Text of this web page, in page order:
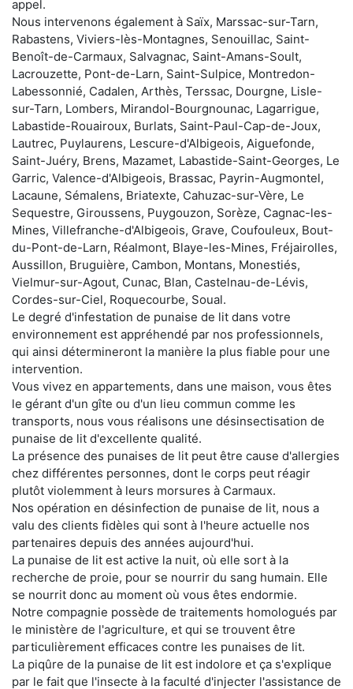
appel.
Nous intervenons également à Saïx, Marssac-sur-Tarn,
Rabastens, Viviers-lès-Montagnes, Senouillac, Saint-
Benoît-de-Carmaux, Salvagnac, Saint-Amans-Soult,
Lacrouzette, Pont-de-Larn, Saint-Sulpice, Montredon-
Labessonnié, Cadalen, Arthès, Terssac, Dourgne, Lisle-
sur-Tarn, Lombers, Mirandol-Bourgnounac, Lagarrigue,
Labastide-Rouairoux, Burlats, Saint-Paul-Cap-de-Joux,
Lautrec, Puylaurens, Lescure-d'Albigeois, Aiguefonde,
Saint-Juéry, Brens, Mazamet, Labastide-Saint-Georges, Le
Garric, Valence-d'Albigeois, Brassac, Payrin-Augmontel,
Lacaune, Sémalens, Briatexte, Cahuzac-sur-Vère, Le
Sequestre, Giroussens, Puygouzon, Sorèze, Cagnac-les-
Mines, Villefranche-d'Albigeois, Grave, Coufouleux, Bout-
du-Pont-de-Larn, Réalmont, Blaye-les-Mines, Fréjairolles,
Aussillon, Bruguière, Cambon, Montans, Monestiés,
Vielmur-sur-Agout, Cunac, Blan, Castelnau-de-Lévis,
Cordes-sur-Ciel, Roquecourbe, Soual.
Le degré d'infestation de punaise de lit dans votre
environnement est appréhendé par nos professionnels,
qui ainsi détermineront la manière la plus fiable pour une
intervention.
Vous vivez en appartements, dans une maison, vous êtes
le gérant d'un gîte ou d'un lieu commun comme les
transports, nous vous réalisons une désinsectisation de
punaise de lit d'excellente qualité.
La présence des punaises de lit peut être cause d'allergies
chez différentes personnes, dont le corps peut réagir
plutôt violemment à leurs morsures à Carmaux.
Nos opération en désinfection de punaise de lit, nous a
valu des clients fidèles qui sont à l'heure actuelle nos
partenaires depuis des années aujourd'hui.
La punaise de lit est active la nuit, où elle sort à la
recherche de proie, pour se nourrir du sang humain. Elle
se nourrit donc au moment où vous êtes endormie.
Notre compagnie possède de traitements homologués par
le ministère de l'agriculture, et qui se trouvent être
particulièrement efficaces contre les punaises de lit.
La piqûre de la punaise de lit est indolore et ça s'explique
par le fait que l'insecte à la faculté d'injecter l'assistance de